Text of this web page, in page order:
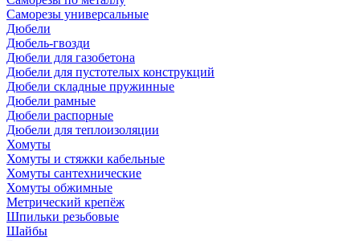
Саморезы универсальные
Дюбели
Дюбель-гвозди
Дюбели для газобетона
Дюбели для пустотелых конструкций
Дюбели складные пружинные
Дюбели рамные
Дюбели распорные
Дюбели для теплоизоляции
Хомуты
Хомуты и стяжки кабельные
Хомуты сантехнические
Хомуты обжимные
Метрический крепёж
Шпильки резьбовые
Шайбы